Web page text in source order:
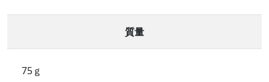
質量
75ｇ